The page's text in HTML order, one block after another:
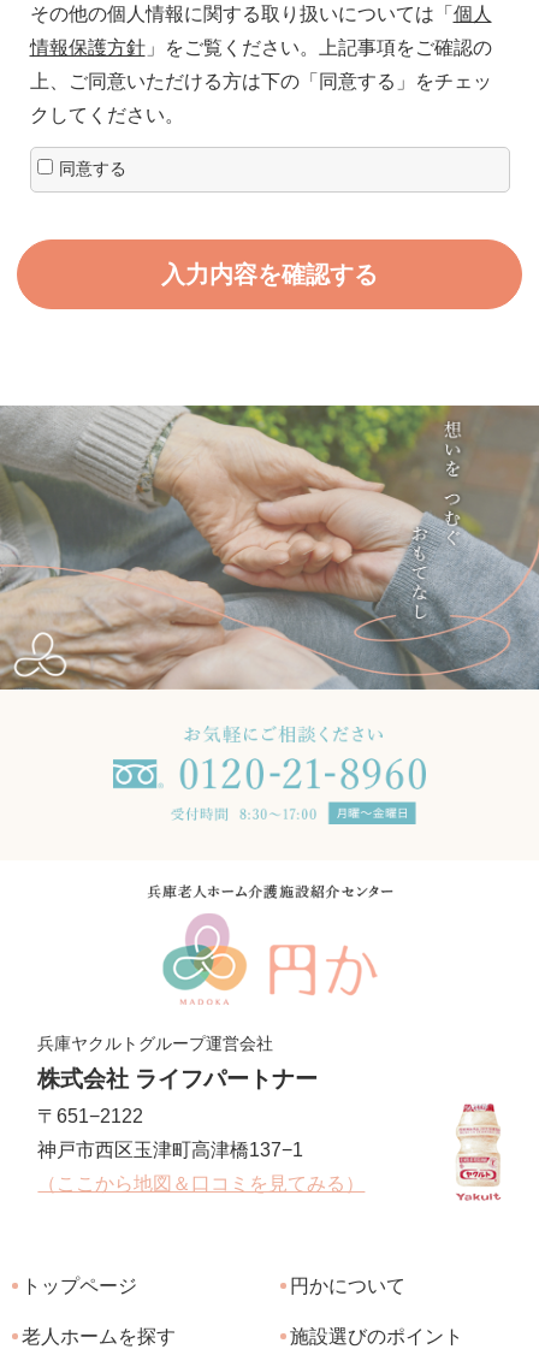
その他の個人情報に関する取り扱いについては「 個人
情報保護方針」をご覧ください。上記事項をご確認の
上、ご同意いただける方は下の「同意する」をチェッ
クしてください。
同意する
兵庫ヤクルトグループ運営会社
株式会社 ライフパートナー
〒651−2122
神戸市西区玉津町高津橋137−1
（ここから地図＆口コミを見てみる）
トップページ 円かについて
老人ホームを探す 施設選びのポイント